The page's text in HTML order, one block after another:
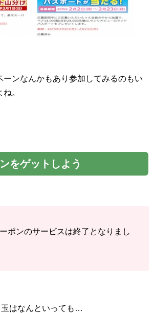
ーンなんかもあり参加してみるのもい
。
をゲットしよう
ポンのサービスは終了となりまし
はなんといっても…